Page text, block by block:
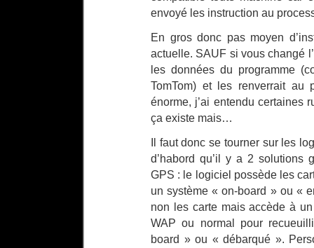
envoyé les instruction au
En gros donc pas moyen
actuelle. SAUF si vous changé
les données du programme
TomTom) et les renverrait au
énorme, j’ai entendu certaines
ça existe mais…
Il faut donc se tourner sur les
d’habord qu’il y a 2 solutions
GPS : le logiciel possède les
un système « on-board » ou «
non les carte mais accède à
WAP ou normal pour
board » ou « débarqué ».